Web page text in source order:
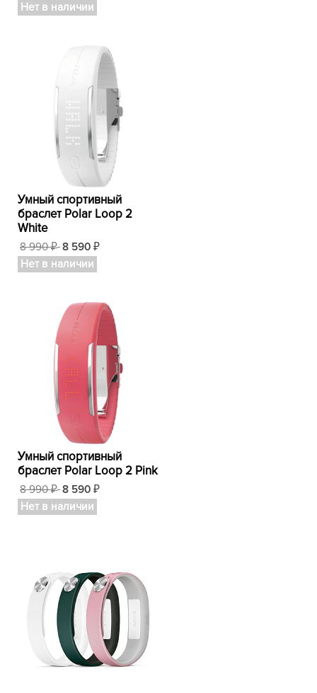
Нет в наличии
Умный спортивный
браслет Polar Loop 2
White
8 990₽ 8 590 ₽
Нет в наличии
Умный спортивный
браслет Polar Loop 2 Pink
8 990₽ 8 590 ₽
Нет в наличии